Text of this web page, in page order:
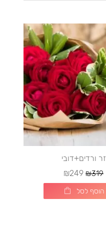
זר ורדים+דובי
₪319
₪249
הוסף לסל